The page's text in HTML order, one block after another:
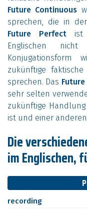
Future Continuous
sprechen, die in
Future Perfect ist
Englischen
zukünftige
sprechen. Das
sehr selten
zukünftige
ist und einer
Die
im Englischen,
recording